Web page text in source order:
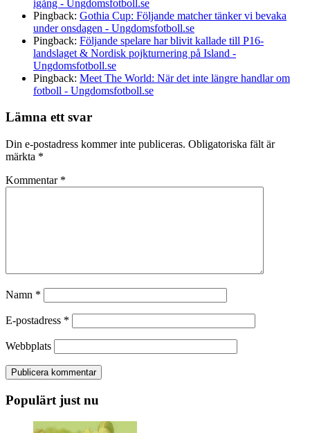
igång - Ungdomsfotboll.se
Pingback: Gothia Cup: Följande matcher tänker vi bevaka
under onsdagen - Ungdomsfotboll.se
Pingback: Följande spelare har blivit kallade till P16-
landslaget & Nordisk pojkturnering på Island -
Ungdomsfotboll.se
Pingback: Meet The World: När det inte längre handlar om
fotboll - Ungdomsfotboll.se
Lämna ett svar
Din e-postadress kommer inte publiceras. Obligatoriska fält är
märkta *
Kommentar *
Namn *
E-postadress *
Webbplats
Populärt just nu